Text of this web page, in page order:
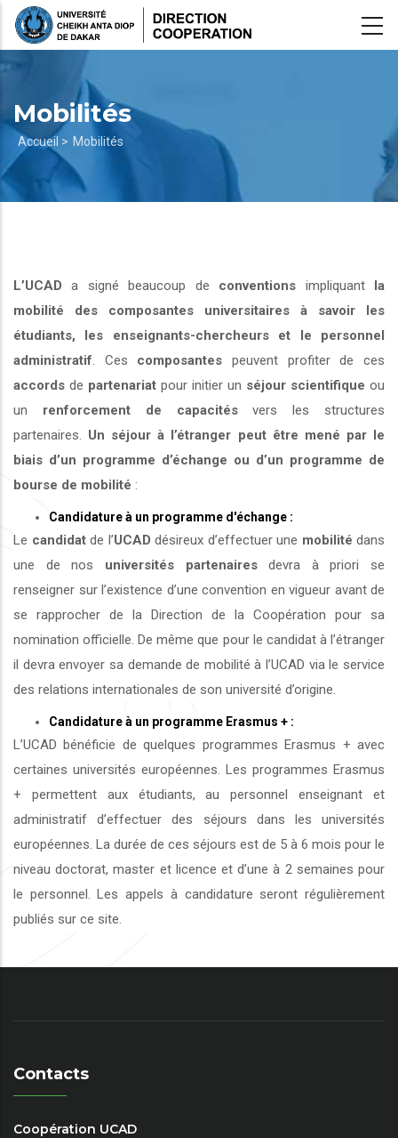
Aller
Mobilités
Fil
d'Ariane
Accueil > Mobilités
L’UCAD a signé beaucoup de conventions impliquant la
mobilité des composantes universitaires à savoir les
étudiants, les enseignants-chercheurs et le personnel
administratif . Ces composantes peuvent profiter de ces
accords de partenariat pour initier un séjour scientifique ou
un renforcement de capacitésvers les structures
partenaires. Un séjour à l’étranger peut être mené par le
biais d’un programme d’échange ou d’un programme de
bourse de mobilité :
Candidature à un programme d'échange :
Le candidatde l’UCAD désireux d’effectuer une mobilité dans
une de nos universités partenairesdevra à priori se
renseigner sur l’existence d’une convention en vigueur avant de
se rapprocher de la Direction de la Coopération pour sa
nomination officielle. De même que pour le candidat à l’étranger
il devra envoyer sa demande de mobilité à l’UCAD via le service
des relations internationales de son université d’origine.
Candidature à un programme Erasmus + :
L’UCAD bénéficie de quelques programmes Erasmus + avec
certaines universités européennes. Les programmes Erasmus
+ permettent aux étudiants, au personnel enseignant et
administratif d’effectuer des séjours dans les universités
européennes. La durée de ces séjours est de 5 à 6 mois pour le
niveau doctorat, master et licence et d’une à 2 semaines pour
le personnel. Les appels à candidature seront régulièrement
publiés sur ce site.
Contacts
Coopération UCAD